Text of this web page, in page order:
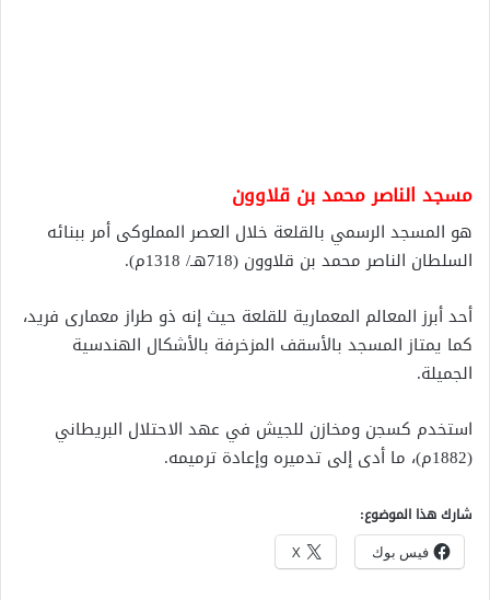
مسجد الناصر محمد بن قلاوون
هو المسجد الرسمي بالقلعة خلال العصر المملوكى أمر ببنائه
السلطان الناصر محمد بن قلاوون (718هـ/ 1318م).
أحد أبرز المعالم المعمارية للقلعة حيث إنه ذو طراز معمارى فريد،
كما يمتاز المسجد بالأسقف المزخرفة بالأشكال الهندسية
الجميلة.
استخدم كسجن ومخازن للجيش في عهد الاحتلال البريطاني
(1882م)، ما أدى إلى تدميره وإعادة ترميمه.
شارك هذا الموضوع:
فيس بوك X